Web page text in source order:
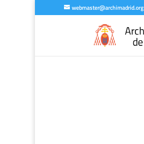
webmaster@archimadrid.org